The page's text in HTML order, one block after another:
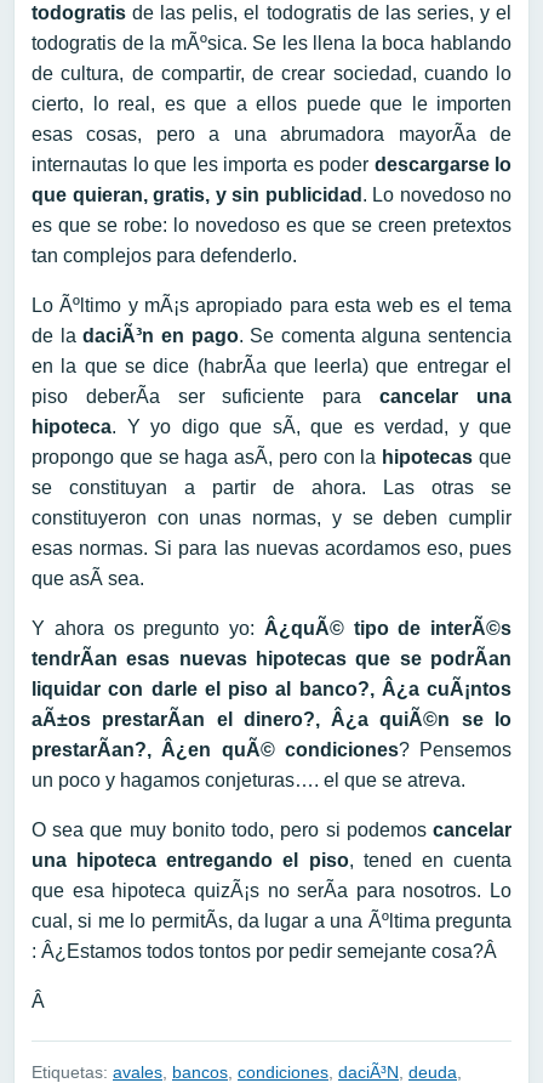
todogratis de las pelis, el todogratis de las series, y el
todogratis de la mÃºsica. Se les llena la boca hablando
de cultura, de compartir, de crear sociedad, cuando lo
cierto, lo real, es que a ellos puede que le importen
esas cosas, pero a una abrumadora mayorÃ­a de
internautas lo que les importa es poder descargarse lo
que quieran, gratis, y sin publicidad . Lo novedoso no
es que se robe: lo novedoso es que se creen pretextos
tan complejos para defenderlo.
Lo Ãºltimo y mÃ¡s apropiado para esta web es el tema
de la daciÃ³n en pago. Se comenta alguna sentencia
en la que se dice (habrÃ­a que leerla) que entregar el
piso deberÃ­a ser suficiente para cancelar una
hipoteca. Y yo digo que sÃ­, que es verdad, y que
propongo que se haga asÃ­, pero con la hipotecas que
se constituyan a partir de ahora. Las otras se
constituyeron con unas normas, y se deben cumplir
esas normas. Si para las nuevas acordamos eso, pues
que asÃ­ sea.
Y ahora os pregunto yo: Â¿quÃ© tipo de interÃ©s
tendrÃ­an esas nuevas hipotecas que se podrÃ­an
liquidar con darle el piso al banco?, Â¿a cuÃ¡ntos
aÃ±os prestarÃ­an el dinero?, Â¿a quiÃ©n se lo
prestarÃ­an?, Â¿en quÃ© condiciones? Pensemos
un poco y hagamos conjeturas…. el que se atreva.
O sea que muy bonito todo, pero si podemoscancelar
una hipoteca entregando el piso, tened en cuenta
que esa hipoteca quizÃ¡s no serÃ­a para nosotros. Lo
cual, si me lo permitÃ­s, da lugar a una Ãºltima pregunta
: Â¿Estamos todos tontos por pedir semejante cosa?Â
Â
Etiquetas: avales bancos condiciones daciÃ³N deuda